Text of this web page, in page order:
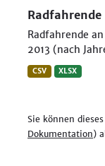
Radfahrende
2013 (nach
CSV XLSX
Sie können
Dokumentation)